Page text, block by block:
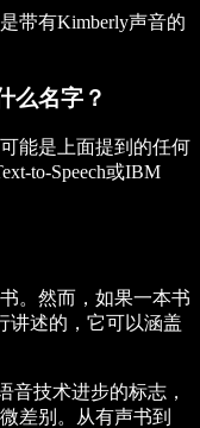
带有Kimberly声音的
么名字？
能是上面提到的任何
to-Speech或IBM
。然而，如果一本书
讲述的，它可以涵盖
音技术进步的标志，
差别。从有声书到